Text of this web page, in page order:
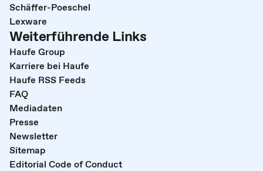
Schäffer-Poeschel
Lexware
Weiterführende Links
Haufe Group
Karriere bei Haufe
Haufe RSS Feeds
FAQ
Mediadaten
Presse
Newsletter
Sitemap
Editorial Code of Conduct